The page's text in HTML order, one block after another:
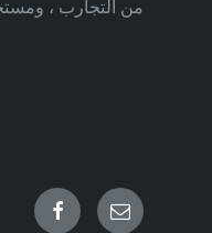
من التجارب ،
Email